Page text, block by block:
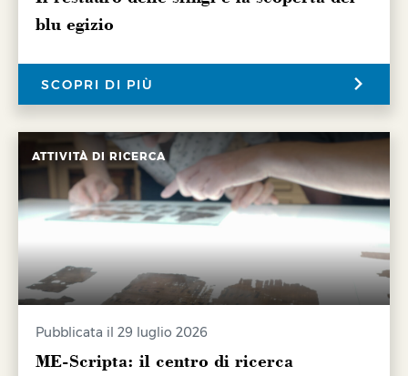
blu egizio
SCOPRI DI PIÙ
ATTIVITÀ DI RICERCA
Pubblicata il 29 luglio 2026
ME-Scripta: il centro di ricerca